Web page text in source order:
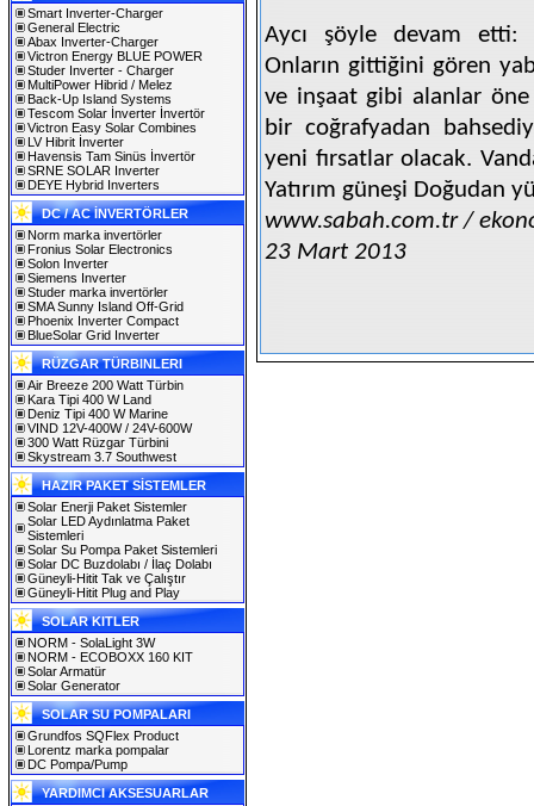
Smart Inverter-Charger
General Electric
Abax Inverter-Charger
Victron Energy BLUE POWER
Studer Inverter - Charger
MultiPower Hibrid / Melez
Back-Up Island Systems
Tescom Solar İnverter İnvertör
Victron Easy Solar Combines
LV Hibrit İnverter
Havensis Tam Sinüs İnvertör
SRNE SOLAR Inverter
DEYE Hybrid Inverters
DC / AC İNVERTÖRLER
Norm marka invertörler
Fronius Solar Electronics
Solon Inverter
Siemens Inverter
Studer marka invertörler
SMA Sunny Island Off-Grid
Phoenix Inverter Compact
BlueSolar Grid Inverter
RÜZGAR TÜRBINLERI
Air Breeze 200 Watt Türbin
Kara Tipi 400 W Land
Deniz Tipi 400 W Marine
VIND 12V-400W / 24V-600W
300 Watt Rüzgar Türbini
Skystream 3.7 Southwest
HAZIR PAKET SİSTEMLER
Solar Enerji Paket Sistemler
Solar LED Aydınlatma Paket
Sistemleri
Solar Su Pompa Paket Sistemleri
Solar DC Buzdolabı / İlaç Dolabı
Güneyli-Hitit Tak ve Çalıştır
Güneyli-Hitit Plug and Play
SOLAR KITLER
NORM - SolaLight 3W
NORM - ECOBOXX 160 KIT
Solar Armatür
Solar Generator
SOLAR SU POMPALARI
Grundfos SQFlex Product
Lorentz marka pompalar
DC Pompa/Pump
YARDIMCI AKSESUARLAR
Aycı şöyle devam etti:
Onların gittiğini gören
ve inşaat gibi alanlar öne
bir coğrafyadan
yeni fırsatlar olacak.
Yatırım güneşi Doğudan
www.sabah.com.tr /
23 Mart 2013